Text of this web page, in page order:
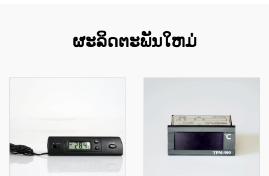
ຜະລິດຕະພັນໃຫມ່